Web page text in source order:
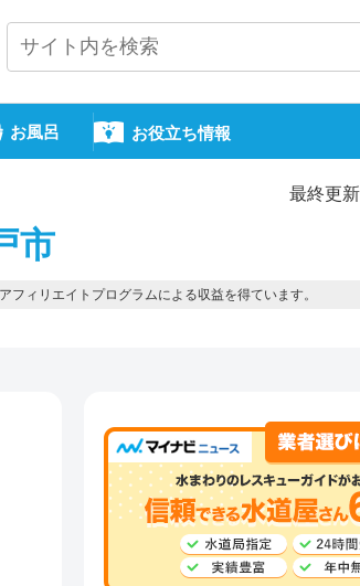
お風呂 お役立ち情報
最終更
市
フィリエイトプログラムによる収益を得ています。